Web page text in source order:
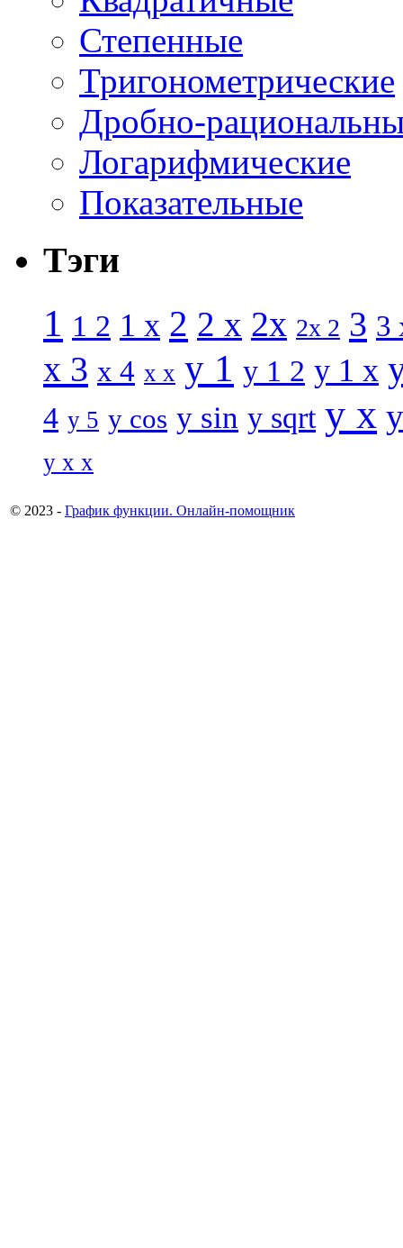
Степенные
Тригонометрические
Дробно-
Логарифмические
Показательные
Тэги
1 1 2 1 x 2 2 x 2x 2x 2 3 3
x 3 x 4 x x y 1 y 1 2 y 1 x
4 y 5 y cos y sin y sqrt y x
y x x
© 2023 - График функции. Онлайн-помощник